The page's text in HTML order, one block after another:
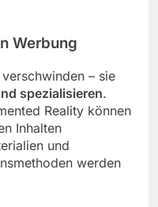
Werbung
– sie
spezialisieren.
Reality können
Inhalten
und
werden